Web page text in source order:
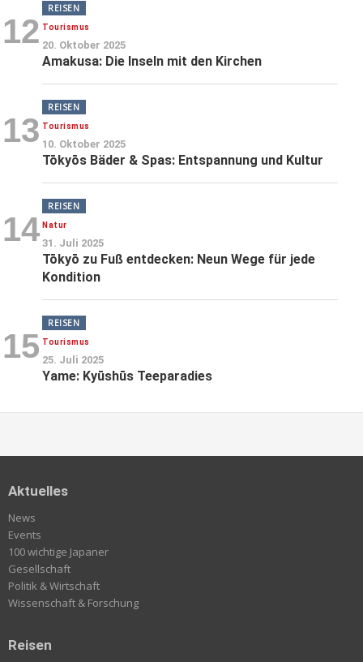
12
REISEN
Tourismus
20. Oktober 2025
Amakusa: Die Inseln mit den Kirchen
13
REISEN
Tourismus
10. Oktober 2025
Tōkyōs Bäder & Spas: Entspannung und Kultur
14
REISEN
Natur
31. Juli 2025
Tōkyō zu Fuß entdecken: Neun Wege für jede
Kondition
15
REISEN
Tourismus
25. Juli 2025
Yame: Kyūshūs Teeparadies
Aktuelles
News
Events
100 wichtige Japaner
Gesellschaft
Politik & Wirtschaft
Wissenschaft & Forschung
Reisen